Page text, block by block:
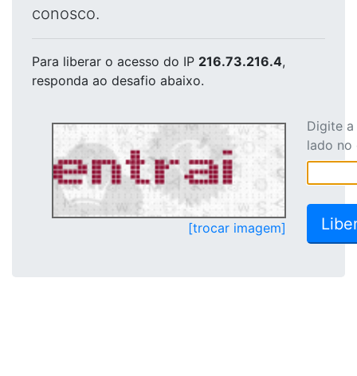
conosco.
Para liberar o acesso do IP 216.73.216.4,
responda ao desafio abaixo.
[trocar imagem]
Digite
lado no